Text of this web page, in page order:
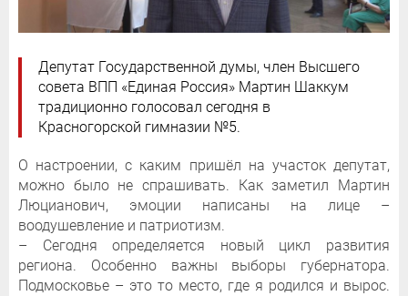
Депутат Государственной думы, член Высшего
совета ВПП «Единая Россия» Мартин Шаккум
традиционно голосовал сегодня в
Красногорской гимназии №5.
О настроении, с каким пришёл на участок депутат,
можно было не спрашивать. Как заметил Мартин
Люцианович, эмоции написаны на лице –
воодушевление и патриотизм.
– Сегодня определяется новый цикл развития
региона. Особенно важны выборы губернатора.
Подмосковье – это то место, где я родился и вырос.